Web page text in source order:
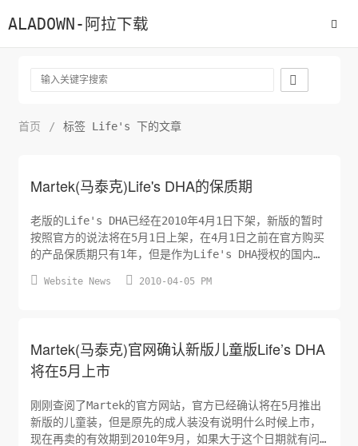
ALADOWN-阿拉下载

首页 / 标签 Life's 下的文章
Martek(马泰克)Life's DHA的保质期
老版的Life's DHA已经在2010年4月1日下架，新版的暂时
按照官方的说法将在5月1日上架，在4月1日之前在官方购买
的产品保质期只有1年，但是作为Life's DHA授权的国内代
里就有疑问，为什么在美国生成的原厂产品保质期是1年，国
 Website News  2010-04-05 PM
Martek(马泰克)官网确认新版儿童版Life’s DHA
将在5月上市
刚刚查阅了Martek的官方网站，官方已经确认将在5月推出
新版的儿童装，但是原先的成人装没有说明什么时候上市，
现在再卖的有效期到2010年9月，如果大于这个日期就有问